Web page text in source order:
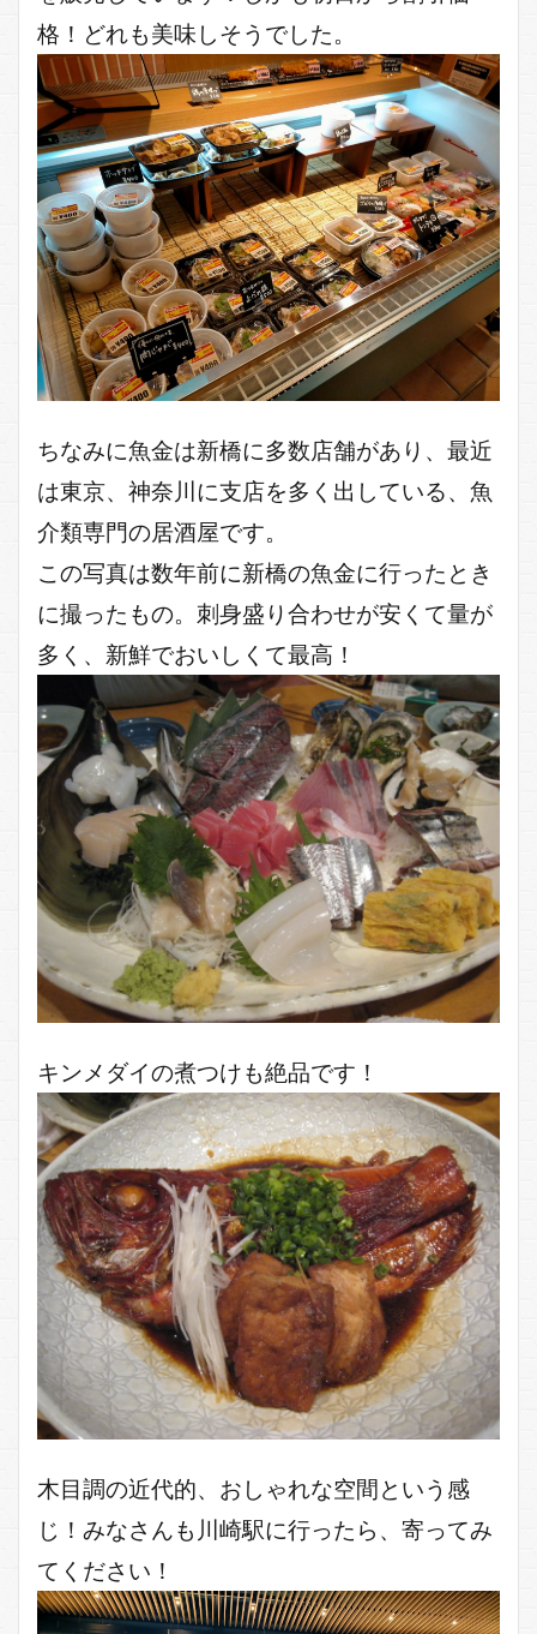
格！どれも美味しそうでした。
ちなみに魚金は新橋に多数店舗があり、最近
は東京、神奈川に支店を多く出している、魚
介類専門の居酒屋です。
この写真は数年前に新橋の魚金に行ったとき
に撮ったもの。刺身盛り合わせが安くて量が
多く、新鮮でおいしくて最高！
キンメダイの煮つけも絶品です！
木目調の近代的、おしゃれな空間という感
じ！みなさんも川崎駅に行ったら、寄ってみ
てください！